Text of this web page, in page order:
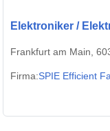
Elektroniker /
Frankfurt am Main,
Firma:SPIE Efficient